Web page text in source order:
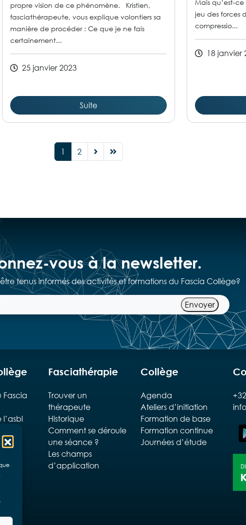
propre vision de ce phénomène. Kristien,
fasciathérapeute, vous explique volontiers sa
manière de procéder : Ce que je ne fais
certainement...
25 janvier 2023
Suite
Mais qu’est-
jeu des forces
compressio...
18 janvier
1 2
vous à la newsletter.
tenus informés des activités et formations du Fascia Collège?
Envoyer
Fascia
Fasciathérapie
Trouver un
thérapeute
Historique
Comment se déroule
une séance ?
Les champs
d’application
Collège
Agenda
Ateliers d’initiation
Formation de base
Formation continue
Journées d’étude